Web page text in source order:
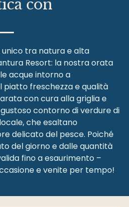
con
tra natura e alta
Resort: la nostra orata
acque intorno a
piatto freschezza e qualità
con cura alla griglia e
contorno di verdure di
che esaltano
delicato del pesce. Poiché
del giorno e dalle quantità
fino a esaurimento –
e venite per tempo!